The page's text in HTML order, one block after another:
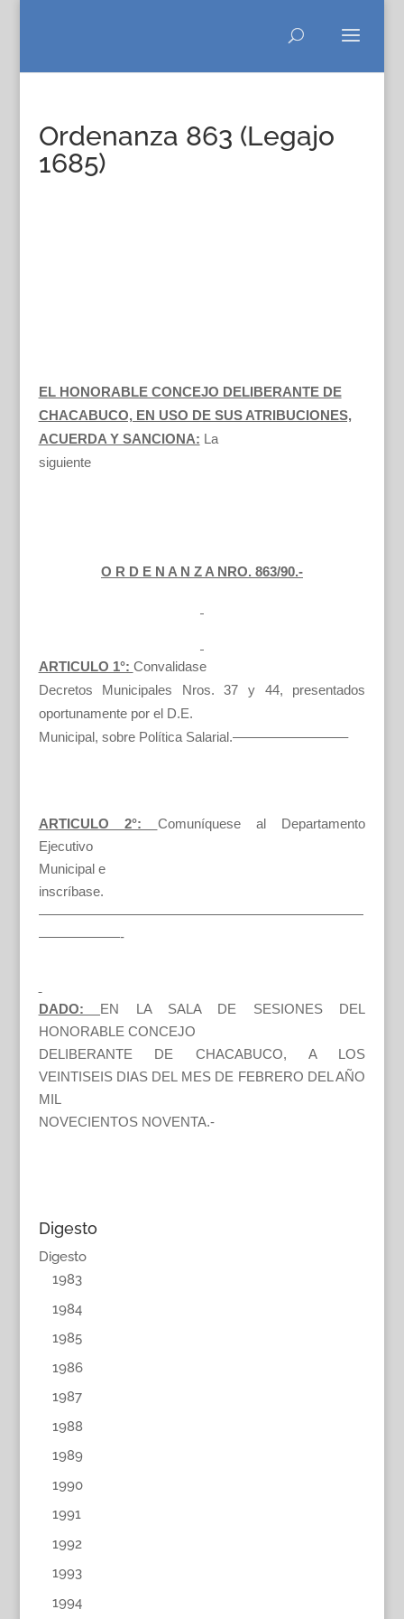
Ordenanza 863 (Legajo
1685)
EL HONORABLE CONCEJO DELIBERANTE DE
CHACABUCO, EN USO DE SUS ATRIBUCIONES,
ACUERDA Y SANCIONA: La
siguiente
O R D E N A N Z A NRO. 863/90.-
ARTICULO 1°: Convalidase
Decretos Municipales Nros. 37 y 44, presentados
oportunamente por el D.E.
Municipal, sobre Política Salarial.————————–
ARTICULO 2°: Comuníquese al Departamento
Ejecutivo
Municipal e
inscríbase.
————————————————————————
——————-
DADO: EN LA SALA DE SESIONES DEL
HONORABLE CONCEJO
DELIBERANTE DE CHACABUCO, A LOS
VEINTISEIS DIAS DEL MES DE FEBRERO DEL AÑO
MIL
NOVECIENTOS NOVENTA.-
Digesto
Digesto
1983
1984
1985
1986
1987
1988
1989
1990
1991
1992
1993
1994